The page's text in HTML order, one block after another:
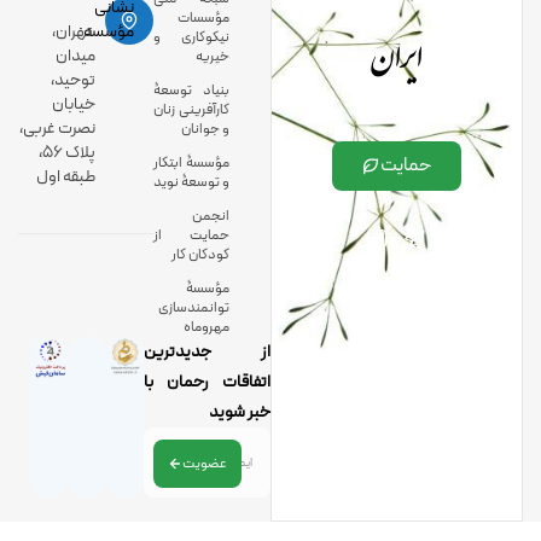
ایران
حمایت
مؤسسات
نیکوکاری و
خیریه
بنیاد توسعۀ
کارآفرینی زنان
و جوانان
مؤسسۀ ابتکار
و توسعۀ نوید
انجمن
حمایت از
کودکان کار
مؤسسۀ
توانمندسازی
مهروماه
نشانی
مؤسسه:تهران،
میدان
توحید،
خیابان
نصرت غربی،
پلاک 56،
طبقه اول
از جدیدترین
اتفاقات رحمان با
خبر شوید
عضویت